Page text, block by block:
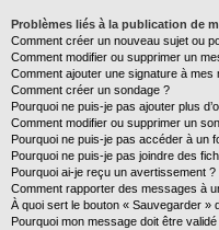
Problèmes liés à la publication de
Comment créer un nouveau sujet ou
Comment modifier ou supprimer un
Comment ajouter une signature à mes
Comment créer un sondage ?
Pourquoi ne puis-je pas ajouter plus
Comment modifier ou supprimer un
Pourquoi ne puis-je pas accéder à un
Pourquoi ne puis-je pas joindre des
Pourquoi ai-je reçu un avertissement ?
Comment rapporter des messages à
À quoi sert le bouton « Sauvegarder »
Pourquoi mon message doit être validé